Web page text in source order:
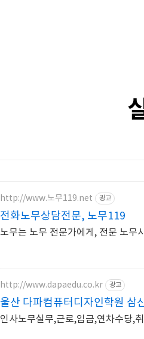
http://www.노무119.net 광고
전화노무상담전문, 노무119
노무는 노무 전문가에게, 전문 노무
http://www.dapaedu.co.kr 광고
울산 다파컴퓨터디자인학원 삼
인사노무실무,근로,임금,연차수당,